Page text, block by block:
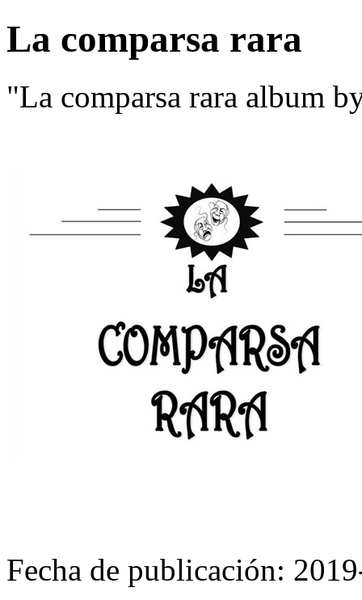
La comparsa rara
"La comparsa rara album
Fecha de publicación: